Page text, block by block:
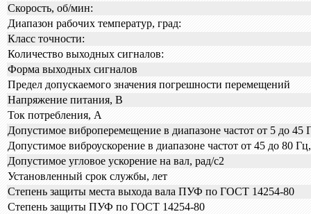
Скорость, об/мин:
Диапазон рабочих температур, град:
Класс точности:
Количество выходных сигналов:
Форма выходных сигналов
Предел допускаемого значения погрешности перемещений
Напряжение питания, В
Ток потребления, А
Допустимое виброперемещение в диапазоне частот от 5 до 45
Допустимое виброускорение в диапазоне частот от 45 до 80
Допустимое угловое ускорение на вал, рад/с2
Установленный срок службы, лет
Степень защиты места выхода вала ПУФ по ГОСТ 14254-80
Степень защиты ПУФ по ГОСТ 14254-80